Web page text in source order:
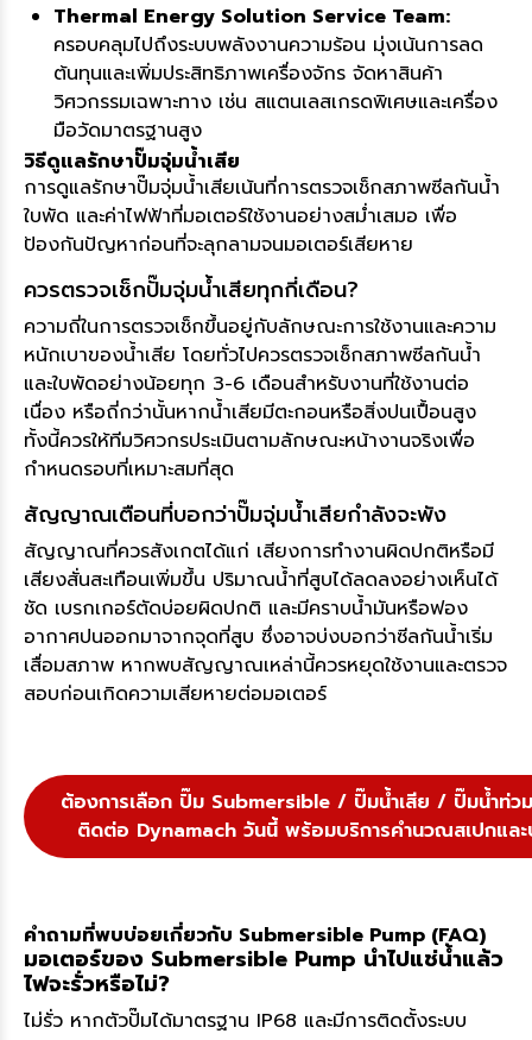
Thermal Energy Solution Service Team:
ครอบคลุมไปถึงระบบพลังงานความร้อน มุ่งเน้นการลด
ต้นทุนและเพิ่มประสิทธิภาพเครื่องจักร จัดหาสินค้า
วิศวกรรมเฉพาะทาง เช่น สแตนเลสเกรดพิเศษและเครื่อง
มือวัดมาตรฐานสูง
วิธีดูแลรักษาปั๊มจุ่มน้ำเสีย
การดูแลรักษาปั๊มจุ่มน้ำเสียเน้นที่การตรวจเช็กสภาพซีลกันน้ำ
ใบพัด และค่าไฟฟ้าที่มอเตอร์ใช้งานอย่างสม่ำเสมอ เพื่อ
ป้องกันปัญหาก่อนที่จะลุกลามจนมอเตอร์เสียหาย
ควรตรวจเช็กปั๊มจุ่มน้ำเสียทุกกี่เดือน?
ความถี่ในการตรวจเช็กขึ้นอยู่กับลักษณะการใช้งานและความ
หนักเบาของน้ำเสีย โดยทั่วไปควรตรวจเช็กสภาพซีลกันน้ำ
และใบพัดอย่างน้อยทุก 3-6 เดือนสำหรับงานที่ใช้งานต่อ
เนื่อง หรือถี่กว่านั้นหากน้ำเสียมีตะกอนหรือสิ่งปนเปื้อนสูง
ทั้งนี้ควรให้ทีมวิศวกรประเมินตามลักษณะหน้างานจริงเพื่อ
กำหนดรอบที่เหมาะสมที่สุด
สัญญาณเตือนที่บอกว่าปั๊มจุ่มน้ำเสียกำลังจะพัง
สัญญาณที่ควรสังเกตได้แก่ เสียงการทำงานผิดปกติหรือมี
เสียงสั่นสะเทือนเพิ่มขึ้น ปริมาณน้ำที่สูบได้ลดลงอย่างเห็นได้
ชัด เบรกเกอร์ตัดบ่อยผิดปกติ และมีคราบน้ำมันหรือฟอง
อากาศปนออกมาจากจุดที่สูบ ซึ่งอาจบ่งบอกว่าซีลกันน้ำเริ่ม
เสื่อมสภาพ หากพบสัญญาณเหล่านี้ควรหยุดใช้งานและตรวจ
สอบก่อนเกิดความเสียหายต่อมอเตอร์
ต้องการเลือก ปั๊ม Submersible / ปั๊มน้ำเสีย / ปั๊มน้ำท่วม
ติดต่อ Dynamach วันนี้ พร้อมบริการคำนวณสเปกและ
คำถามที่พบบ่อยเกี่ยวกับ Submersible Pump (FAQ)
มอเตอร์ของ Submersible Pump นำไปแช่น้ำแล้ว
ไฟจะรั่วหรือไม่?
ไม่รั่ว หากตัวปั๊มได้มาตรฐาน IP68 และมีการติดตั้งระบบ